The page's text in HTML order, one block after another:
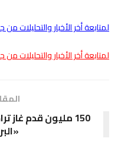
لمتابعة أخر الأخبار والتحليلات
لمتابعة أخر الأخبار والتحليلات
150 مليون قدم